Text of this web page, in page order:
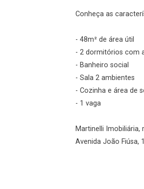
Conheça as
- 48m² de área útil
- 2 dormitórios com
- Banheiro social
- Sala 2 ambientes
- Cozinha e área de
- 1 vaga
Martinelli
Avenida João Fiúsa,
Login
Cadastre-se
Agendar